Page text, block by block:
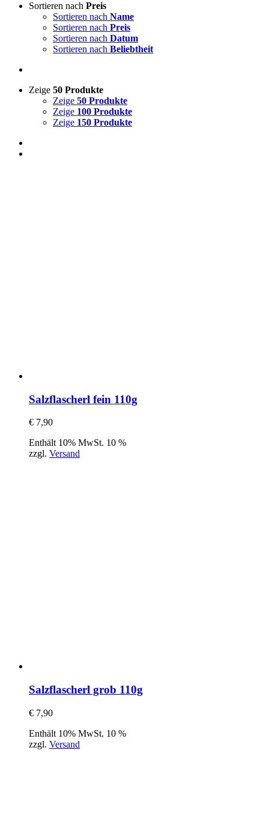
Sortieren nach Preis
Sortieren nach Name
Sortieren nach Preis
Sortieren nach Datum
Sortieren nach Beliebtheit
Zeige 50 Produkte
Zeige 50 Produkte
Zeige 100 Produkte
Zeige 150 Produkte
Salzflascherl fein 110g
€ 7,90
Enthält 10% MwSt. 10 %
zzgl. Versand
Salzflascherl grob 110g
€ 7,90
Enthält 10% MwSt. 10 %
zzgl. Versand